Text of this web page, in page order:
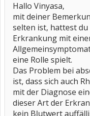
Hallo Vinyasa,
mit deiner
selten ist, hattest du
Erkrankung mit
eine Rolle spielt.
Das Problem bei
ist, dass sich auch
mit der Diagnose
dieser Art der
kein Blutwert